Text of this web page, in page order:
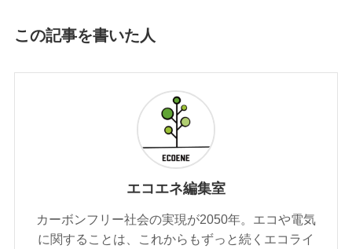
この記事を書いた人
エコエネ編集室
カーボンフリー社会の実現が2050年。エコや電気
に関することは、これからもずっと続くエコライ